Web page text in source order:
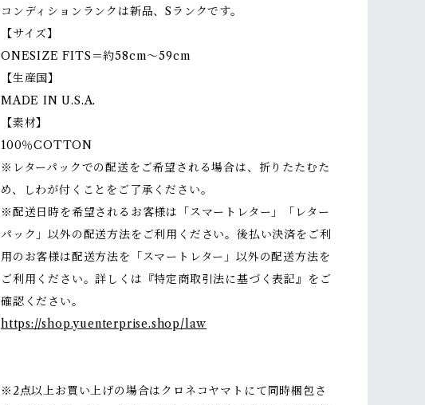
コンディションランクは新品、Sランクです。
【サイズ】
ONESIZE FITS＝約58cm～59cm
【生産国】
MADE IN U.S.A.
【素材】
100％COTTON
※レターパックでの配送をご希望される場合は、折りたたむた
め、しわが付くことをご了承ください。
※配送日時を希望されるお客様は「スマートレター」「レター
パック」以外の配送方法をご利用ください。後払い決済をご利
用のお客様は配送方法を「スマートレター」以外の配送方法を
ご利用ください。詳しくは『特定商取引法に基づく表記』をご
確認ください。
https://shop.yuenterprise.shop/law
※2点以上お買い上げの場合はクロネコヤマトにて同時梱包さ